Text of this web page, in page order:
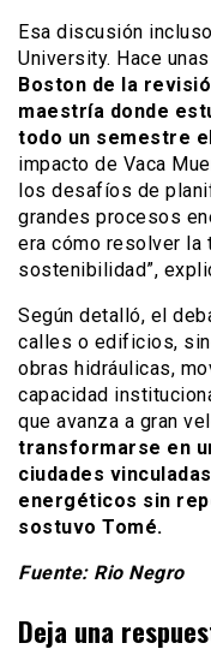
Esa discusión
University. Hace
Boston de la
maestría donde
todo un semestre
impacto de Vaca
los desafíos de
grandes procesos
era cómo resolver la
sostenibilidad”,
Según detalló, el
calles o edificios,
obras hidráulicas,
capacidad
que avanza a gran
transformarse en
ciudades
energéticos sin
sostuvo Tomé.
Fuente: Rio Negro
Deja una